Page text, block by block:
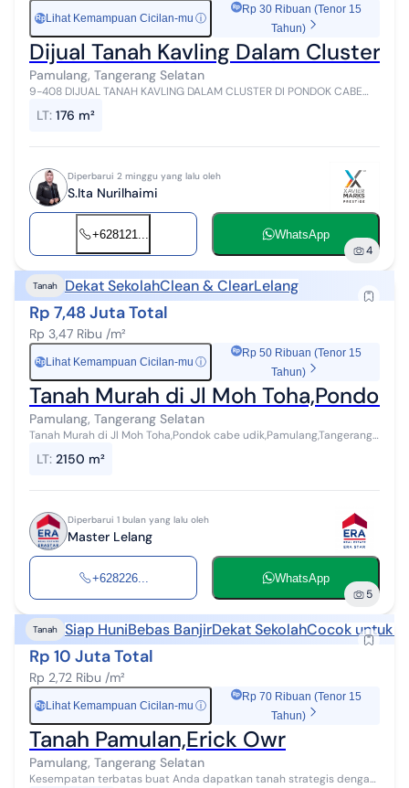
Rp Lihat Kemampuan Cicilan-mu ⓘ
Rp 30 Ribuan (Tenor 15
Tahun)
Dijual Tanah Kavling Dalam Cluster
Pamulang, Tangerang Selatan
9-408 DIJUAL TANAH KAVLING DALAM CLUSTER DI PONDOK CABE
Bentuk Tanah Kotak Siap Bangu...
LT: 176 m²
Diperbarui 2 minggu yang lalu oleh
S.Ita Nurilhaimi
+628121... WhatsApp
4
Tanah Dekat SekolahClean & ClearLelang
Rp 7,48 Juta Total
Rp 3,47 Ribu /m²
Rp Lihat Kemampuan Cicilan-mu ⓘ
Rp 50 Ribuan (Tenor 15
Tahun)
Tanah Murah di Jl Moh Toha,Pondok
Pamulang, Tangerang Selatan
Tanah Murah di Jl Moh Toha,Pondok cabe udik,Pamulang,Tangerang
Legal: SHM * Luas ...
LT: 2150 m²
Diperbarui 1 bulan yang lalu oleh
Master Lelang
+628226... WhatsApp
5
Tanah Siap HuniBebas BanjirDekat SekolahCocok untuk
Rp 10 Juta Total
Rp 2,72 Ribu /m²
Rp Lihat Kemampuan Cicilan-mu ⓘ
Rp 70 Ribuan (Tenor 15
Tahun)
Tanah Pamulan,Erick Owr
Pamulang, Tangerang Selatan
Kesempatan terbatas buat Anda dapatkan tanah strategis dengan